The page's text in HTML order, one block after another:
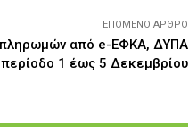
ΕΠΌΜΕΝΟ ΆΡΘΡΟ
πληρωμών από e-ΕΦΚΑ, ΔΥΠΑ
περίοδο 1 έως 5 Δεκεμβρίου